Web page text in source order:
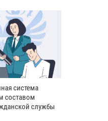
система
составом
службы